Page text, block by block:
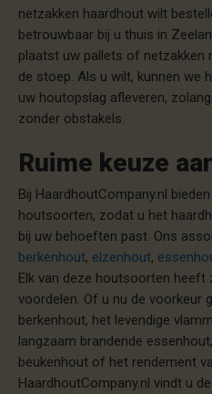
netzakken haardhout wilt
betrouwbaar bij u thuis in
plaatst uw pallets of netzakken
de stoep. Als u wilt, kunnen we
uw houtopslag afleveren,
zonder obstakels.
Ruime keuze
Bij HaardhoutCompany.nl
houtsoorten, zodat u het
bij uw behoeften past. Ons
berkenhout, elzenhout,
Elk van deze houtsoorten heeft
voordelen. Of u nu de voorkeur
berkenhout, het levendige
langzaam brandende
beukenhout of het rendement
HaardhoutCompany.nl vindt u